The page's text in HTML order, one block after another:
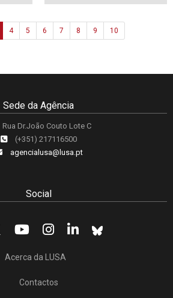
4 5 6 7 8 9 10
Sede da Agência
Rua Dr.João Couto Lote C
(+351) 217116500
agencialusa@lusa.pt
Social
Acerca da LUSA
Contactos